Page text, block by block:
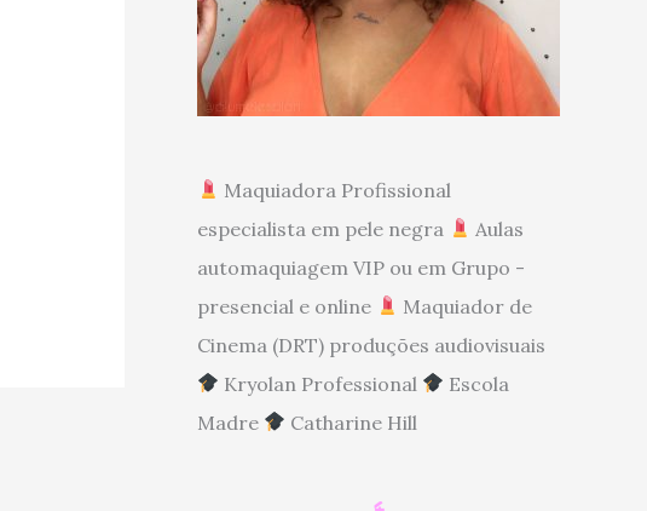
Maquiadora Profissional
especialista em pele negra
Aulas
automaquiagem VIP ou em Grupo -
presencial e online
Maquiador de
Cinema (DRT) produções audiovisuais
Kryolan Professional
Escola
Madre
Catharine Hill